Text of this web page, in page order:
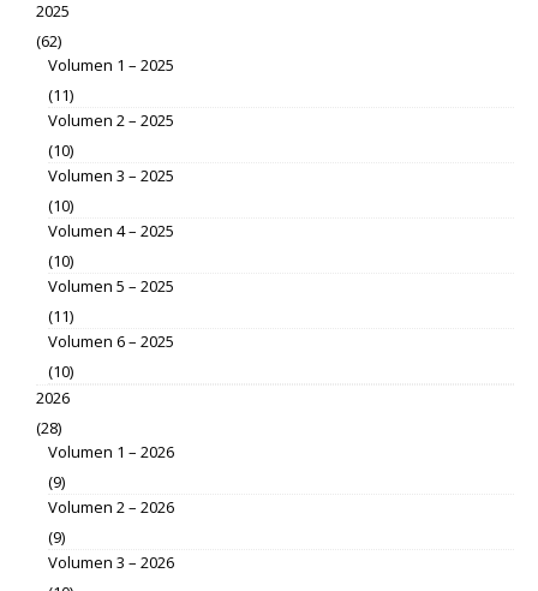
2025
(62)
Volumen 1 – 2025
(11)
Volumen 2 – 2025
(10)
Volumen 3 – 2025
(10)
Volumen 4 – 2025
(10)
Volumen 5 – 2025
(11)
Volumen 6 – 2025
(10)
2026
(28)
Volumen 1 – 2026
(9)
Volumen 2 – 2026
(9)
Volumen 3 – 2026